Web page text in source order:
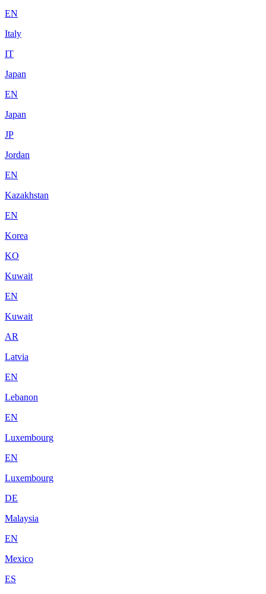
EN
Italy
IT
Japan
EN
Japan
JP
Jordan
EN
Kazakhstan
EN
Korea
KO
Kuwait
EN
Kuwait
AR
Latvia
EN
Lebanon
EN
Luxembourg
EN
Luxembourg
DE
Malaysia
EN
Mexico
ES